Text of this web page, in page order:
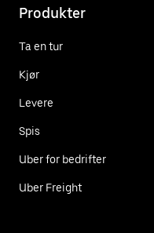
Produkter
Ta en tur
Kjør
Levere
Spis
Uber for bedrifter
Uber Freight